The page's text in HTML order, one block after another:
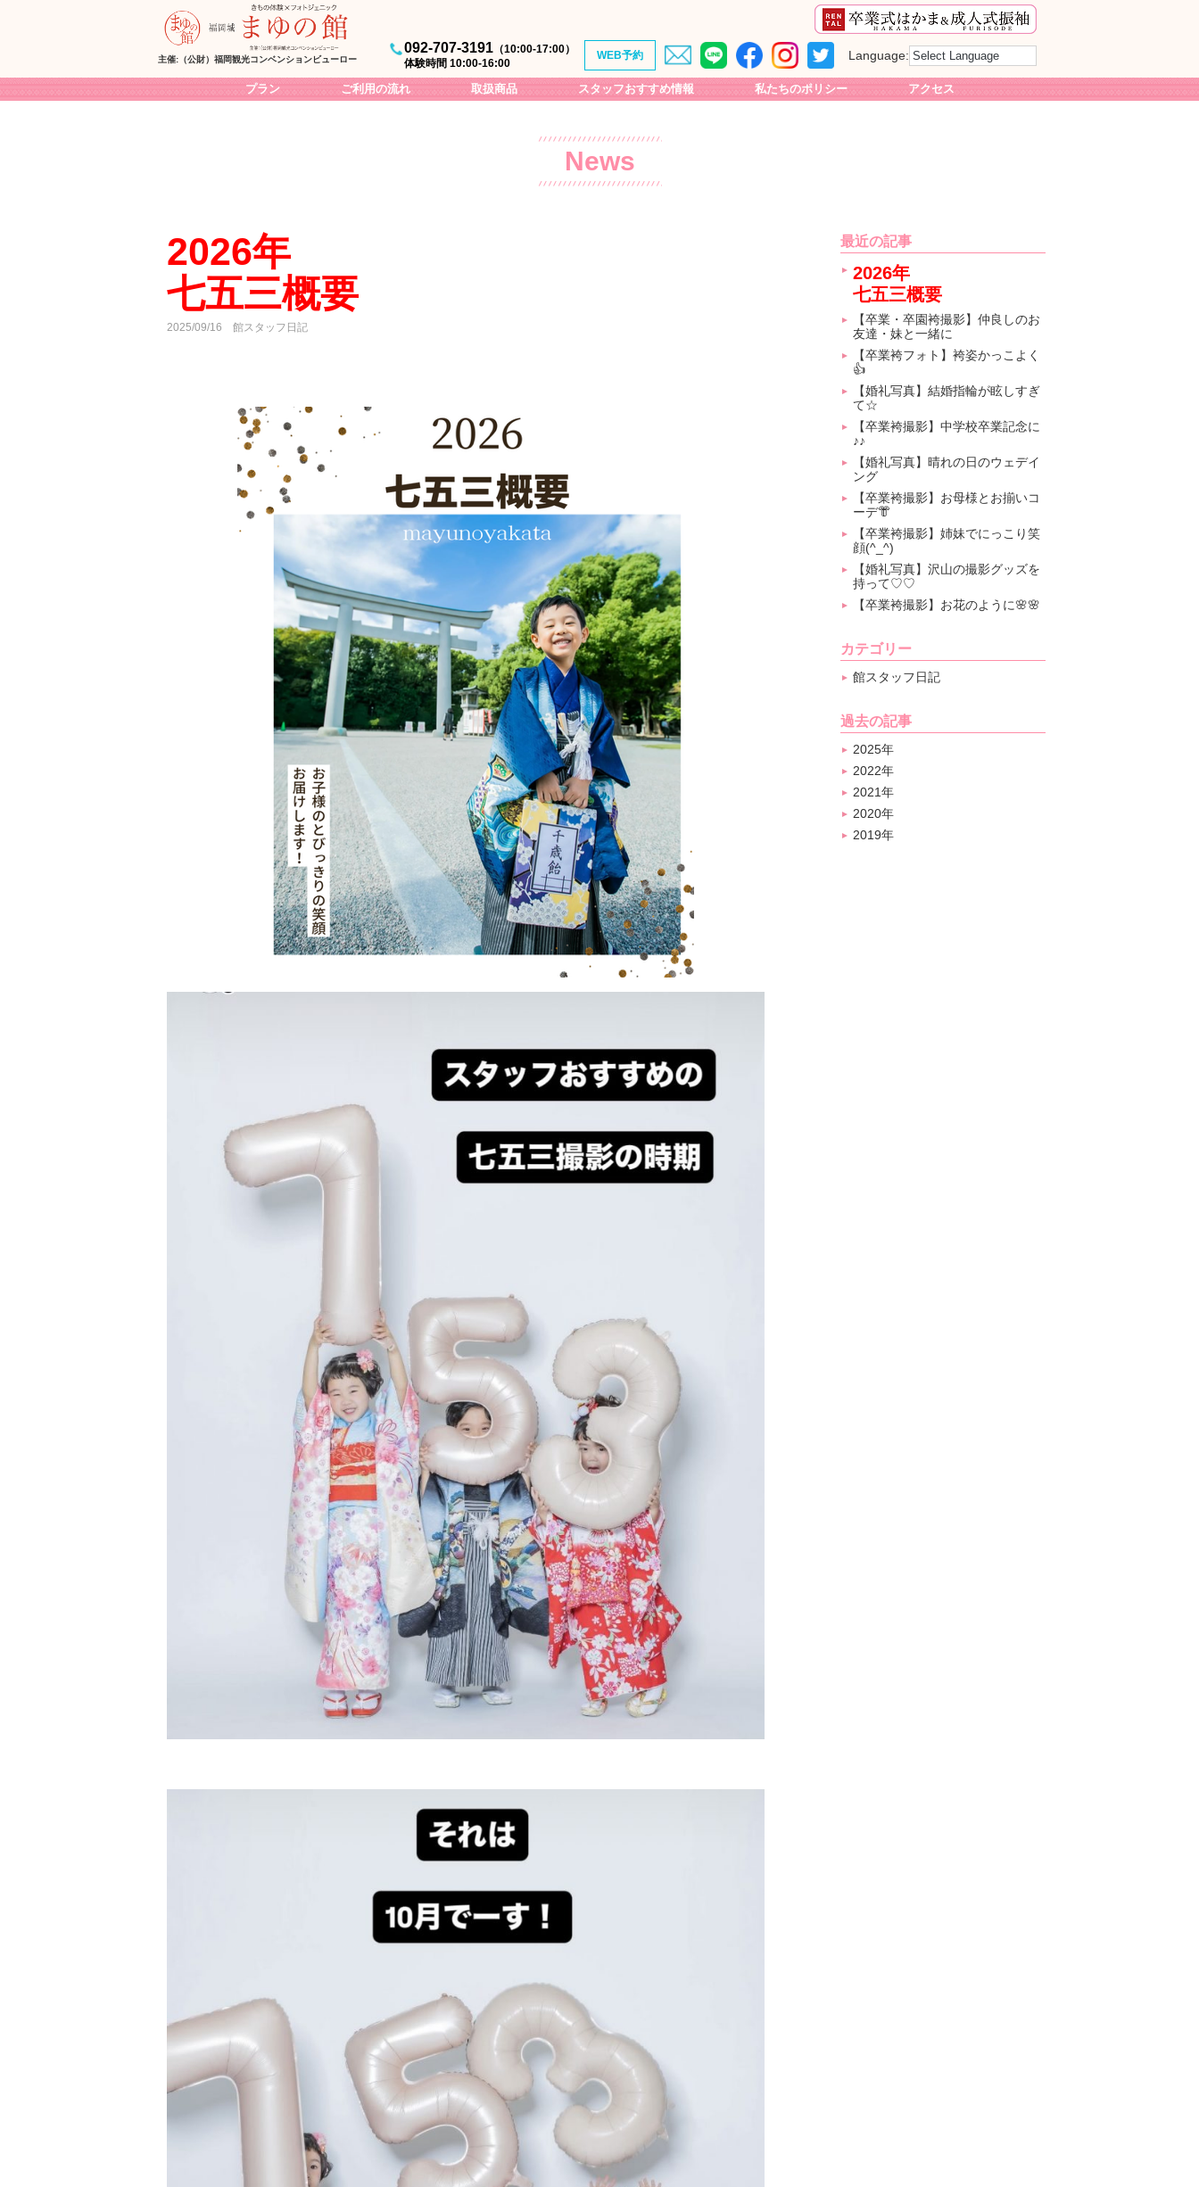
主催:（公財）福岡観光コンベンションビューロー
092-707-3191 （10:00-17:00）
体験時間 10:00-16:00
WEB予約 Language:
プラン
卒業袴フォト撮影
（幼保育園･小･中･高校卒業）
着物Wedding撮影
3月桜の時期限定！ランドセル撮影
私服撮影
ご利用の流れ
取扱商品
【カジュアル着物】（女性）−1
【カジュアル着物】（女性）−2
【カジュアル着物】（男性）
【宮参り&七五三着物】（男の子）
【1/2成人式着物】
【浴衣】（女性）
【浴衣】（男性）
【浴衣】（子供）
スタッフおすすめ情報
季節の花情報
福岡城跡地の見所
大濠公園&舞鶴公園の見所
私たちのポリシー アクセス
News
2026年
七五三概要
2025/09/16 館スタッフ日記
最近の記事
2026年
七五三概要
【卒業・卒園袴撮影】仲良しのお
友達・妹と一緒に
【卒業袴フォト】袴姿かっこよく
👍
【婚礼写真】結婚指輪が眩しすぎ
て☆
【卒業袴撮影】中学校卒業記念に
♪♪
【婚礼写真】晴れの日のウェデイ
ング
【卒業袴撮影】お母様とお揃いコ
ーデ👘
【卒業袴撮影】姉妹でにっこり笑
顔(^_^)
【婚礼写真】沢山の撮影グッズを
持って♡♡
【卒業袴撮影】お花のように🌸🌸
カテゴリー
館スタッフ日記
過去の記事
2025年
2022年
2021年
2020年
2019年